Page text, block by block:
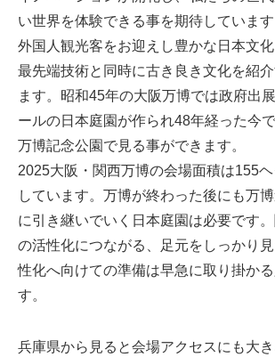
い世界を体験できる事を期待しています
外国人観光客をお迎えし豊かな日本文
最先端技術と同時に古き良き文化を紹
ます。昭和45年の大阪万博では政府出
ールの日本庭園が作られ48年経った今
万博記念公園で見る事ができます。
2025大阪・関西万博の会場面積は155
しています。万博が終わった後にも万
に引き継いでいく日本庭園は必要です
の活性化につながる、足元をしっかり
性化へ向けての準備は早急に取り掛か
す。
兵庫県から見ると会場アクセスにも大